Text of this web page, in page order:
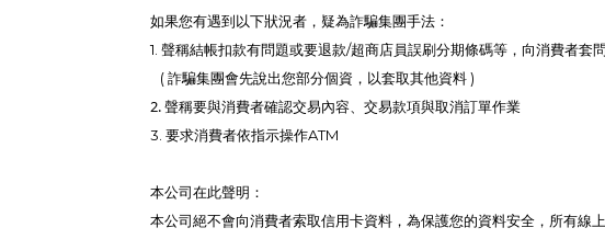
如果您有遇到以下狀況者，疑為詐騙集團手法：
1. 聲稱結帳扣款有問題或要退款/超商店員誤刷分期條碼等，向消費者套
( 詐騙集團會先說出您部分個資，以套取其他資料 )
2. 聲稱要與消費者確認交易內容、交易款項與取消訂單作業
3. 要求消費者依指示操作ATM
本公司在此聲明：
本公司絕不會向消費者索取信用卡資料，為保護您的資料安全，所有線